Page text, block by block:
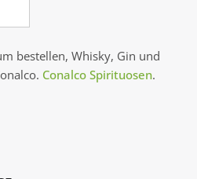
bestellen, Whisky, Gin und
Conalco Spirituosen.